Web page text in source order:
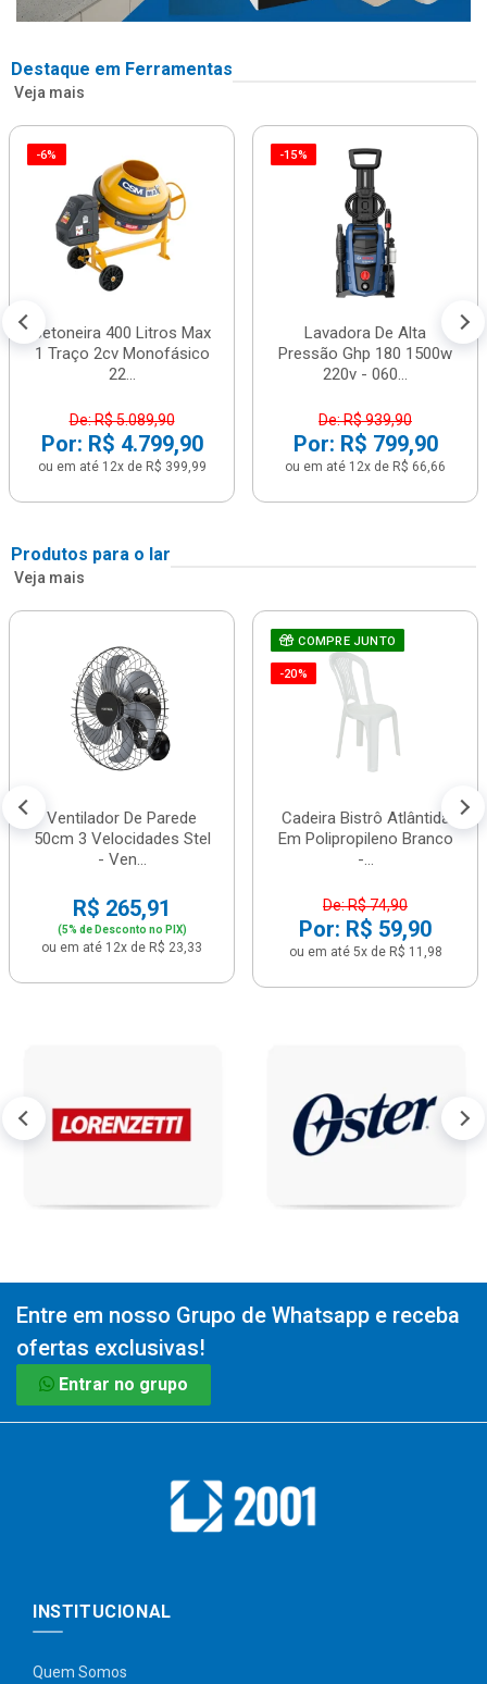
Destaque em Ferramentas
Veja mais
-6%
Betoneira 400 Litros Max
1 Traço 2cv Monofásico
22...
De: R$ 5.089,90
Por: R$ 4.799,90
ou em até 12x de R$ 399,99
-15%
Lavadora De Alta
Pressão Ghp 180 1500w
220v - 060...
De: R$ 939,90
Por: R$ 799,90
ou em até 12x de R$ 66,66
Produtos para o lar
Veja mais
Ventilador De Parede
50cm 3 Velocidades Stel
- Ven...
R$ 265,91
(5% de Desconto no PIX)
ou em até 12x de R$ 23,33
COMPRE JUNTO
-20%
Cadeira Bistrô Atlântida
Em Polipropileno Branco
-...
De: R$ 74,90
Por: R$ 59,90
ou em até 5x de R$ 11,98
Entre em nosso Grupo de Whatsapp e receba
ofertas exclusivas!
Entrar no grupo
INSTITUCIONAL
Quem Somos